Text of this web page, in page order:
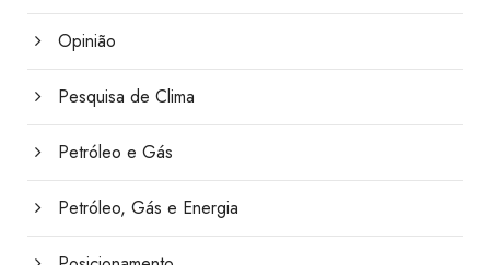
Opinião
Pesquisa de Clima
Petróleo e Gás
Petróleo, Gás e Energia